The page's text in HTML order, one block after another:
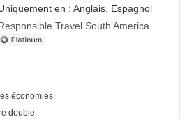
en : Anglais, Espagnol
Travel South America
économies
double